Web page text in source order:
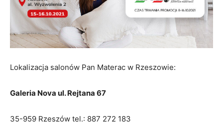
Lokalizacja salonów Pan Materac w Rzeszowie:
Galeria Nova ul. Rejtana 67
35-959 Rzeszów tel.: 887 272 183